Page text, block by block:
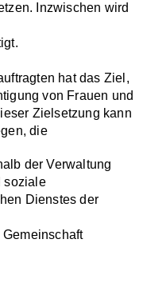
Inzwischen wird
hat das Ziel,
von Frauen und
Zielsetzung kann
die
der Verwaltung
soziale
Dienstes der